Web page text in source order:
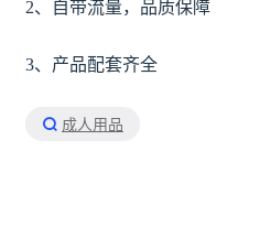
2、自带流量，品质保障
3、产品配套齐全
成人用品